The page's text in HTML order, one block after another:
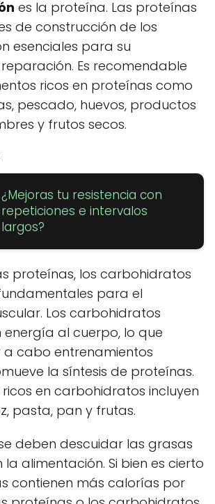
es la proteína. Las proteínas
de construcción de los
esenciales para su
Es recomendable
ricos en proteínas como
pescado, huevos, productos
y frutos secos.
¿Mejoras tu resistencia con
repeticiones e intervalos
largos?
proteínas, los carbohidratos
para el
Los carbohidratos
al cuerpo, lo que
a cabo entrenamientos
la síntesis de proteínas.
ricos en carbohidratos incluyen
pasta, pan y frutas.
deben descuidar las grasas
alimentación. Si bien es cierto
contienen más calorías por